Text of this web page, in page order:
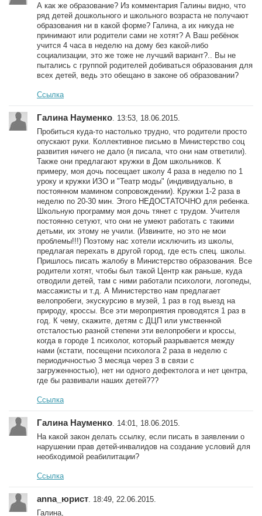
А как же образование? Из комментария Галины видно, что
ряд детей дошкольного и школьного возраста не получают
образования ни в какой форме? Галина, а их никуда не
принимают или родители сами не хотят? А Ваш ребёнок
учится 4 часа в неделю на дому без какой-либо
социализации, это же тоже не лучший вариант?.. Вы не
пытались с группой родителей добиваться образования для
всех детей, ведь это обещано в законе об образовании?
Ссылка
Галина Науменко . 13:53, 18.06.2015.
Пробиться куда-то настолько трудно, что родители просто
опускают руки. Коллективное письмо в Министерство соц
развития ничего не дало (я писала, что они нам ответили).
Также они предлагают кружки в Дом школьников. К
примеру, моя дочь посещает школу 4 раза в неделю по 1
уроку и кружки ИЗО и "Театр моды" (индивидуально, в
постоянном мамином сопровождении). Кружки 1-2 раза в
неделю по 20-30 мин. Этого НЕДОСТАТОЧНО для ребенка.
Школьную программу моя дочь тянет с трудом. Учителя
постоянно сетуют, что они не умеют работать с такими
детьми, их этому не учили. (Извините, но это не мои
проблемы!!!) Поэтому нас хотели исключить из школы,
предлагая перехать в другой город, где есть спец. школы.
Пришлось писать жалобу в Министерство образования. Все
родители хотят, чтобы был такой Центр как раньше, куда
отводили детей, там с ними работали психологи, логопеды,
массажисты и т.д. А Министерство нам предлагает
велопробеги, экускурсию в музей, 1 раз в год выезд на
природу, кроссы. Все эти мероприятия проводятся 1 раз в
год. К чему, скажите, детям с ДЦП или умственной
отсталостью разной степени эти велопробеги и кроссы,
когда в городе 1 психолог, который разрывается между
нами (кстати, посещени психолога 2 раза в неделю с
периодичностью 3 месяца через 3 в связи с
загруженностью), нет ни одного дефектолога и нет центра,
где бы развивали наших детей???
Ссылка
Галина Науменко . 14:01, 18.06.2015.
На какой закон делать ссылку, если писать в заявлении о
нарушении прав детей-инвалидов на создание условий для
необходимой реабилитации?
Ссылка
anna_юрист . 18:49, 22.06.2015.
Галина,